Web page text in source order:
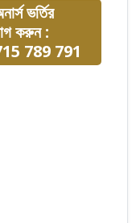
ভর্তির
করুন :
789 791